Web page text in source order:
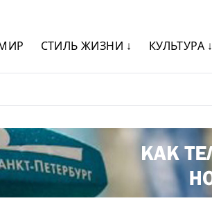
СТИЛЬ ЖИЗНИ ↓ КУЛЬТУРА ↓